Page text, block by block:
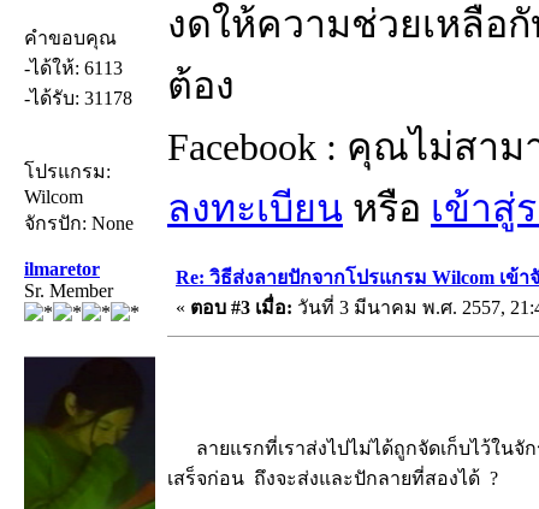
คำขอบคุณ
-ได้ให้: 6113
-ได้รับ: 31178
โปรแกรม:
Wilcom
จักรปัก: None
งดให้ความช่วยเหลือ
ต้อง
Facebook : คุณไม่สา
ลงทะเบียน หรือ เข้าสู่
ilmaretor
Sr. Member
Re: วิธีส่งลายปักจากโปรแกรม Wilcom เข้า
« ตอบ #3 เมื่อ: วันที่ 3 มีนาคม พ.ศ. 2557,
ลายแรกที่เราส่งไปไม่ได้ถูกจัดเก็บไว้ในจั
เสร็จก่อน ถึงจะส่งและปักลายที่สองได้ ?